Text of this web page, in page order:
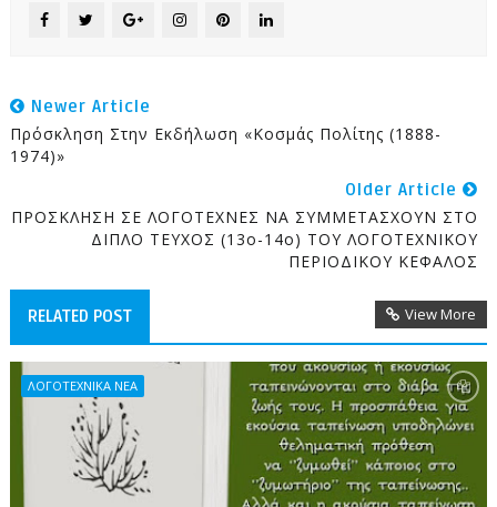
Newer Article
Πρόσκληση Στην Εκδήλωση «Κοσμάς Πολίτης (1888-
1974)»
Older Article
ΠΡΟΣΚΛΗΣΗ ΣΕ ΛΟΓΟΤΕΧΝΕΣ ΝΑ ΣΥΜΜΕΤΑΣΧΟΥΝ ΣΤΟ
ΔΙΠΛΟ ΤΕΥΧΟΣ (13ο-14ο) ΤΟΥ ΛΟΓΟΤΕΧΝΙΚΟΥ
ΠΕΡΙΟΔΙΚΟΥ ΚΕΦΑΛΟΣ
RELATED POST View More
ΛΟΓΟΤΕΧΝΙΚΑ ΝΕΑ